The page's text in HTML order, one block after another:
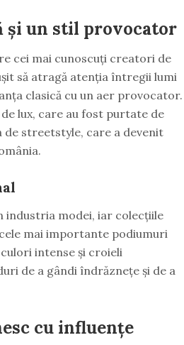
și un stil provocator
cei mai cunoscuți creatori de
să atragă atenția întregii lumi
clasică cu un aer provocator.
lux, care au fost purtate de
streetstyle, care a devenit
industria modei, iar colecțiile
mai importante podiumuri
intense și croieli
de a gândi îndrăznețe și de a
cu influențe